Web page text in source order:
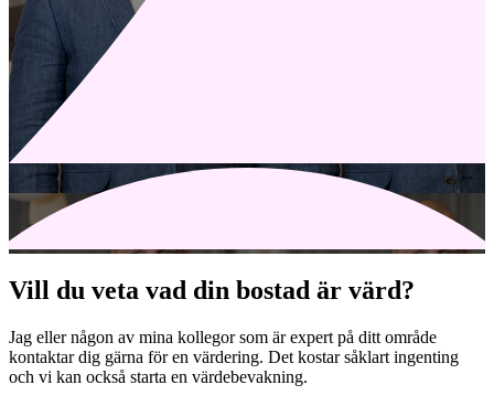
Vill du veta vad din bostad är värd?
Jag eller någon av mina kollegor som är expert på ditt område
kontaktar dig gärna för en värdering. Det kostar såklart ingenting
och vi kan också starta en värdebevakning.